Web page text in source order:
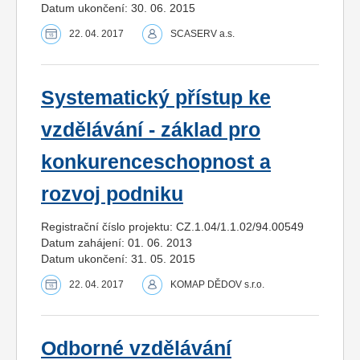
Datum ukončení: 30. 06. 2015
22. 04. 2017 SCASERV a.s.
Systematický přístup ke
vzdělávání - základ pro
konkurenceschopnost a
rozvoj podniku
Registrační číslo projektu: CZ.1.04/1.1.02/94.00549
Datum zahájení: 01. 06. 2013
Datum ukončení: 31. 05. 2015
22. 04. 2017 KOMAP DĚDOV s.r.o.
Odborné vzdělávání